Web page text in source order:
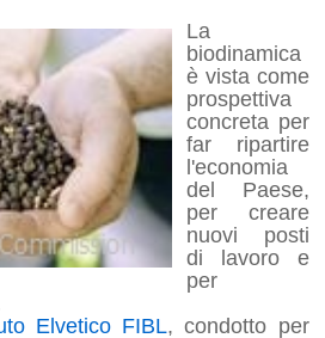
La
biodinamica
è vista come
prospettiva
concreta per
far ripartire
l'economia
del Paese,
per creare
nuovi posti
di lavoro e
per
Elvetico FIBL, condotto per